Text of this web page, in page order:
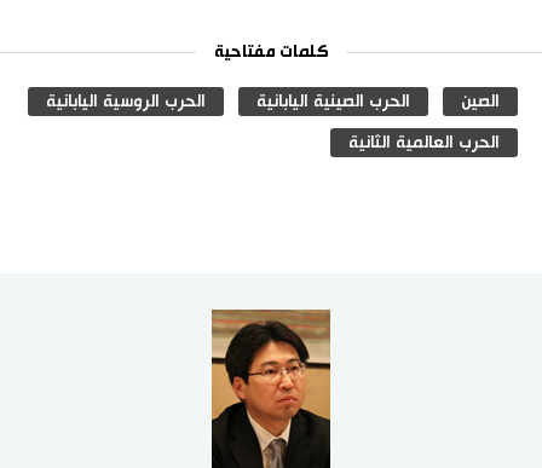
كلمات مفتاحية
الصين الحرب الصينية اليابانية الحرب الروسية اليابانية
الحرب العالمية الثانية